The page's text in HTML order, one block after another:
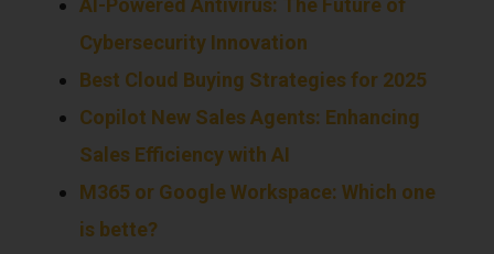
AI-Powered Antivirus: The Future of
Cybersecurity Innovation
Best Cloud Buying Strategies for 2025
Copilot New Sales Agents: Enhancing
Sales Efficiency with AI
M365 or Google Workspace: Which one
is bette?